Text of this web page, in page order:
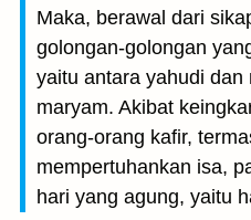
Maka, berawal dari
golongan-golongan
yaitu antara yahudi
maryam. Akibat
orang-orang kafir,
mempertuhankan isa,
hari yang agung, yaitu